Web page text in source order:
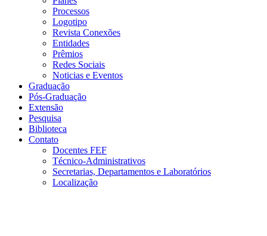
Processos
Logotipo
Revista Conexões
Entidades
Prêmios
Redes Sociais
Noticias e Eventos
Graduação
Pós-Graduação
Extensão
Pesquisa
Biblioteca
Contato
Docentes FEF
Técnico-Administrativos
Secretarias, Departamentos e Laboratórios
Localização